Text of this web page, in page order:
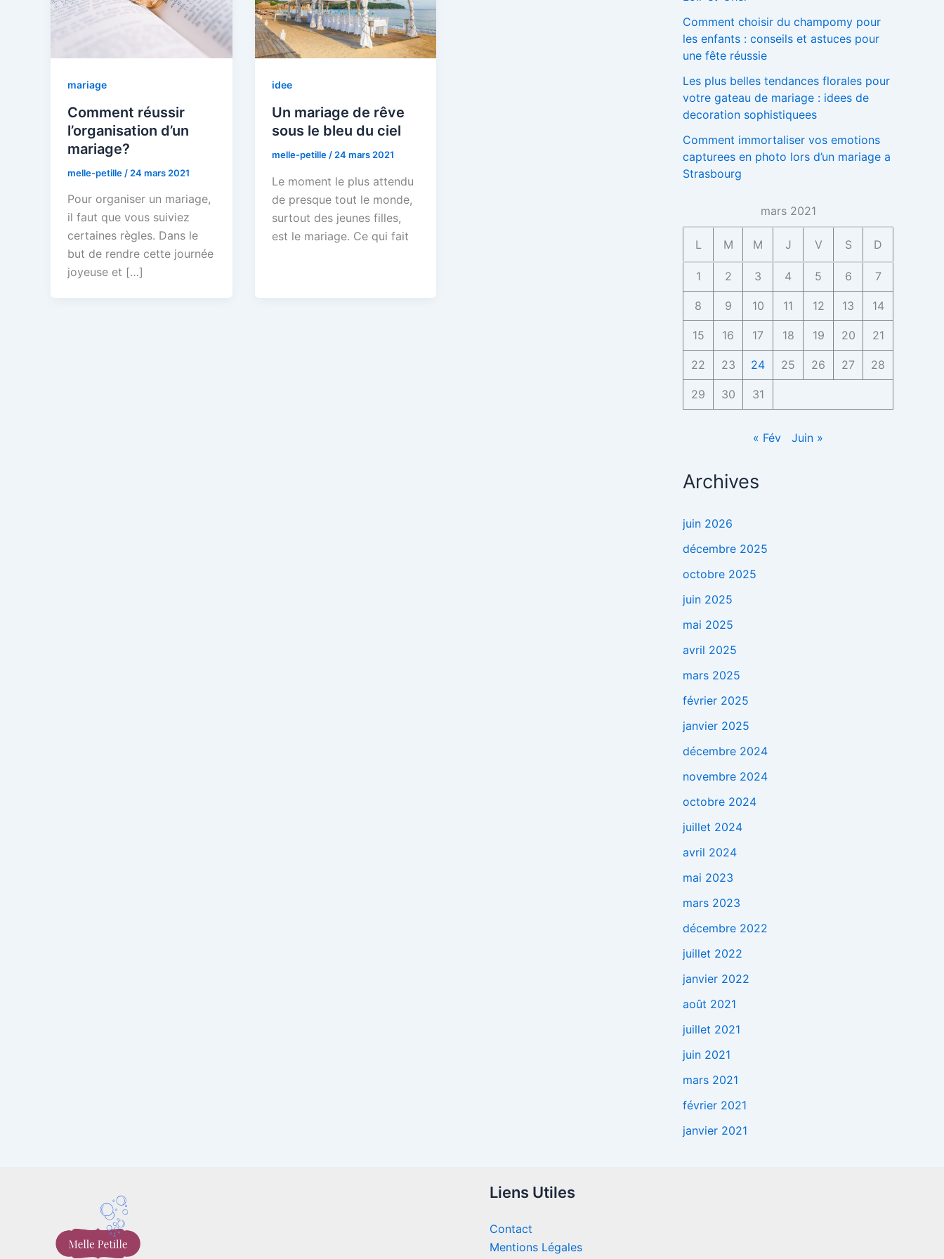
mariage
Comment réussir
l’organisation d’un
mariage?
melle-petille / 24 mars 2021
Pour organiser un mariage,
il faut que vous suiviez
certaines règles. Dans le
but de rendre cette journée
joyeuse et […]
idee
Un mariage de rêve
sous le bleu du ciel
melle-petille / 24 mars 2021
Le moment le plus attendu
de presque tout le monde,
surtout des jeunes filles,
est le mariage. Ce qui fait
Comment choisir du champomy pour
les enfants : conseils et astuces pour
une fête réussie
Les plus belles tendances florales pour
votre gateau de mariage : idees de
decoration sophistiquees
Comment immortaliser vos emotions
capturees en photo lors d’un mariage a
Strasbourg
mars 2021
L M M J V S D
1 2 3 4 5 6 7
8 9 10 11 12 13 14
15 16 17 18 19 20 21
22 23 24 25 26 27 28
29 30 31
« Fév Juin »
Archives
juin 2026
décembre 2025
octobre 2025
juin 2025
mai 2025
avril 2025
mars 2025
février 2025
janvier 2025
décembre 2024
novembre 2024
octobre 2024
juillet 2024
avril 2024
mai 2023
mars 2023
décembre 2022
juillet 2022
janvier 2022
août 2021
juillet 2021
juin 2021
mars 2021
février 2021
janvier 2021
Liens Utiles
Contact
Mentions Légales